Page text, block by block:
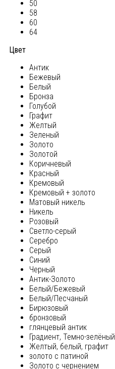
50
58
60
64
Цвет
Антик
Бежевый
Белый
Бронза
Голубой
Графит
Желтый
Зеленый
Золото
Золотой
Коричневый
Красный
Кремовый
Кремовый + золото
Матовый никель
Никель
Розовый
Светло-серый
Серебро
Серый
Синий
Черный
Антик-Золото
Белый/Бежевый
Белый/Песчаный
Бирюзовый
бронзовый
глянцевый антик
Градиент, Темно-зелёный
Желтый, белый, графит
золото с патиной
Золото с чернением